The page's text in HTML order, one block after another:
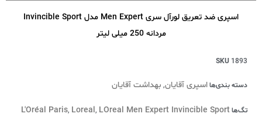
اسپری ضد تعریق لورآل سری Men Expert مدل Invincible Sport
مردانه 250 میلی لیتر
SKU 1893
دسته بندی‌هااسپری آقایان, بهداشت آقایان
تگ‌ها L'Oréal Paris, Loreal, LOreal Men Expert Invincible Sport